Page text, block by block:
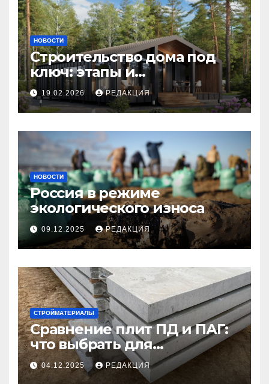
НОВОСТИ
Строительство дома под
ключ: этапы и
планирование бюджета
19.02.2026 РЕДАКЦИЯ
НОВОСТИ
Россия в режиме
экологического износа
09.12.2025 РЕДАКЦИЯ
СТРОЙМАТЕРИАЛЫ
Сравнение плит ПД и ПАГ:
что выбрать для
долговечного и прочного
покрытия
04.12.2025 РЕДАКЦИЯ